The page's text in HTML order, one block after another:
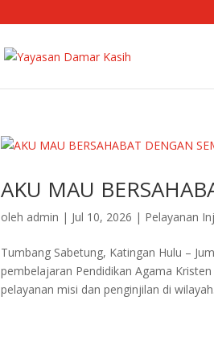
AKU MAU
oleh admin | Jul 10, 2026 | Pelayanan
Tumbang Sabetung, Katingan Hulu –
pembelajaran Pendidikan Agama
pelayanan misi dan penginjilan di